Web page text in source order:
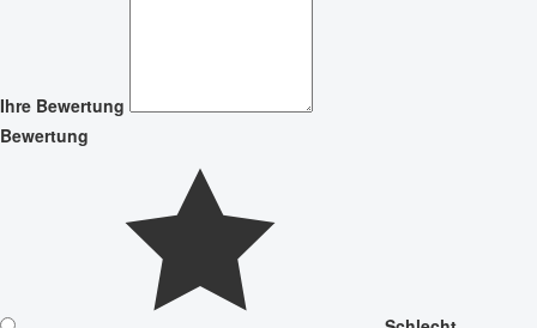
Ihre Bewertung
Bewertung